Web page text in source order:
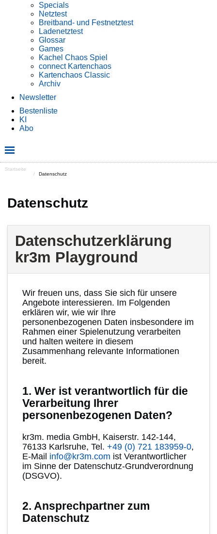
Specials
Netztest
Breitband- und Festnetztest
Ladenetztest
Glossar
Games
Kachel Chaos Spiel
connect Kartenchaos
Kartenchaos Classic
Archiv
Newsletter
Bestenliste
KI
Abo
Startseite
Datenschutz
Datenschutz
Datenschutzerklärung
kr3m Playground
Wir freuen uns, dass Sie sich für unsere
Angebote interessieren. Im Folgenden
erklären wir, wie wir Ihre
personenbezogenen Daten insbesondere im
Rahmen einer Spielenutzung verarbeiten
und halten weitere in diesem
Zusammenhang relevante Informationen
bereit.
1. Wer ist verantwortlich für die
Verarbeitung Ihrer
personenbezogenen Daten?
kr3m. media GmbH, Kaiserstr. 142-144,
76133 Karlsruhe, Tel. +49 (0) 721 183959-0,
E-Mail info@kr3m.com ist Verantwortlicher
im Sinne der Datenschutz-Grundverordnung
(DSGVO).
2. Ansprechpartner zum
Datenschutz